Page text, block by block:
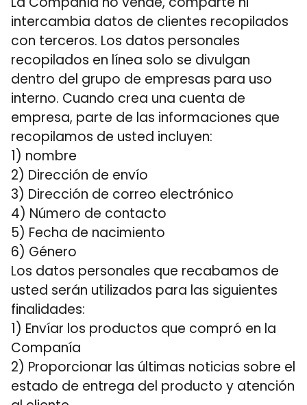
intercambia datos de clientes recopilados
con terceros. Los datos personales
recopilados en línea solo se divulgan
dentro del grupo de empresas para uso
interno. Cuando crea una cuenta de
empresa, parte de las informaciones que
recopilamos de usted incluyen:
1) nombre
2) Dirección de envío
3) Dirección de correo electrónico
4) Número de contacto
5) Fecha de nacimiento
6) Género
Los datos personales que recabamos de
usted serán utilizados para las siguientes
finalidades:
1) Envíar los productos que compró en la
Companía
2) Proporcionar las últimas noticias sobre el
estado de entrega del producto y atención